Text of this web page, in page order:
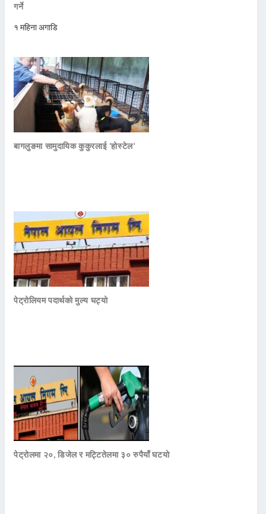
गर्ने
१ महिना अगाडि
बागलुङमा सामुदायिक कुकुरलाई ‘होस्टेल’
पेट्रोलियम पदार्थको मुल्य घट्यो
पेट्रोलमा २०, डिजेल र मट्टितेलमा ३० रुपैयाँ घटयो